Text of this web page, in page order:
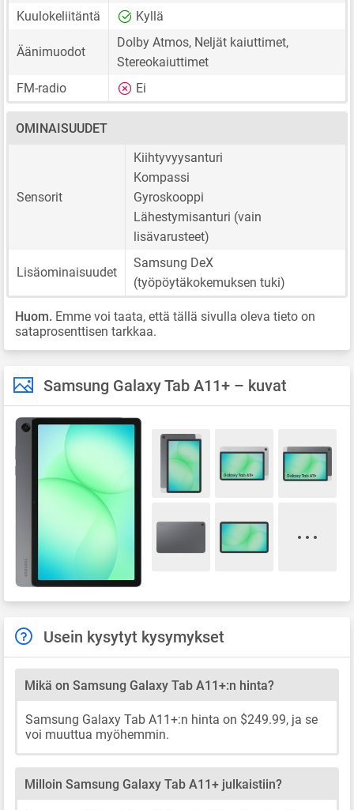
Kuulokeliitäntä Kyllä
Äänimuodot
Dolby Atmos, Neljät kaiuttimet,
Stereokaiuttimet
FM-radio
Ei
OMINAISUUDET
Sensorit
Kiihtyvyysanturi
Kompassi
Gyroskooppi
Lähestymisanturi (vain
lisävarusteet)
Lisäominaisuudet
Samsung DeX
(työpöytäkokemuksen tuki)
Huom. Emme voi taata, että tällä sivulla oleva tieto on
sataprosenttisen tarkkaa.
Samsung Galaxy Tab A11+ – kuvat
Usein kysytyt kysymykset
Mikä on Samsung Galaxy Tab A11+:n hinta?
Samsung Galaxy Tab A11+:n hinta on $249.99, ja se
voi muuttua myöhemmin.
Milloin Samsung Galaxy Tab A11+ julkaistiin?